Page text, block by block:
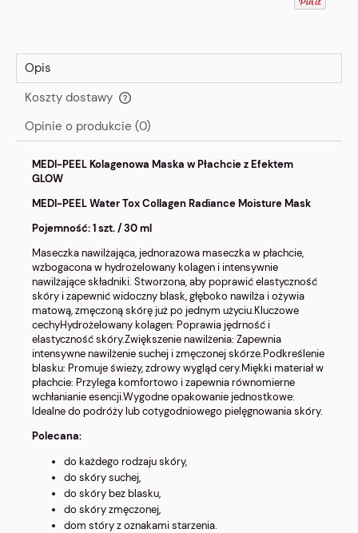
Opis
Koszty dostawy
Cena nie zawiera ewentualnych kosztów płatności
Opinie o produkcie (0)
MEDI-PEEL Kolagenowa Maska w Płachcie z Efektem
GLOW
MEDI-PEEL Water Tox Collagen Radiance Moisture Mask
Pojemność: 1 szt. / 30 ml
Maseczka nawilżająca, jednorazowa maseczka w płachcie,
wzbogacona w hydrożelowany kolagen i intensywnie
nawilżające składniki. Stworzona, aby poprawić elastyczność
skóry i zapewnić widoczny blask, głęboko nawilża i ożywia
matową, zmęczoną skórę już po jednym użyciu.Kluczowe
cechyHydrożelowany kolagen: Poprawia jędrność i
elastyczność skóry.Zwiększenie nawilżenia: Zapewnia
intensywne nawilżenie suchej i zmęczonej skórze.Podkreślenie
blasku: Promuje świeży, zdrowy wygląd cery.Miękki materiał w
płachcie: Przylega komfortowo i zapewnia równomierne
wchłanianie esencji.Wygodne opakowanie jednostkowe:
Idealne do podróży lub cotygodniowego pielęgnowania skóry.
Polecana:
do każdego rodzaju skóry,
do skóry suchej,
do skóry bez blasku,
do skóry zmęczonej,
dom stóry z oznakami starzenia.